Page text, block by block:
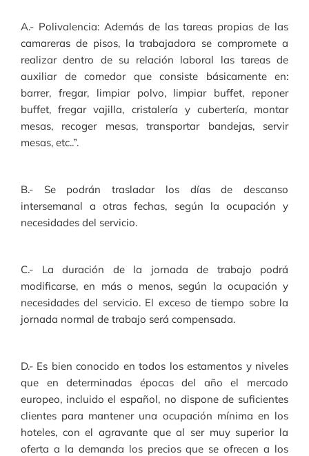
A.- Polivalencia: Además de las tareas propias de las
camareras de pisos, la trabajadora se compromete a
realizar dentro de su relación laboral las tareas de
auxiliar de comedor que consiste básicamente en:
barrer, fregar, limpiar polvo, limpiar buffet, reponer
buffet, fregar vajilla, cristalería y cubertería, montar
mesas, recoger mesas, transportar bandejas, servir
mesas, etc..”.
B.- Se podrán trasladar los días de descanso
intersemanal a otras fechas, según la ocupación y
necesidades del servicio.
C.- La duración de la jornada de trabajo podrá
modificarse, en más o menos, según la ocupación y
necesidades del servicio. El exceso de tiempo sobre la
jornada normal de trabajo será compensada.
D.- Es bien conocido en todos los estamentos y niveles
que en determinadas épocas del año el mercado
europeo, incluido el español, no dispone de suficientes
clientes para mantener una ocupación mínima en los
hoteles, con el agravante que al ser muy superior la
oferta a la demanda los precios que se ofrecen a los